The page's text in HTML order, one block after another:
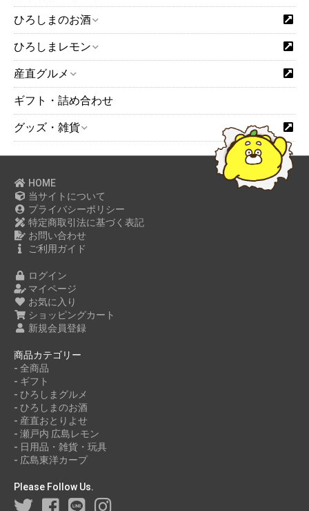
ひろしまのお酒
ひろしまレモン
産直グルメ
ギフト・詰め合わせ
グッズ・雑貨
HOME
当サイトについて
プライバシーポリシー
特定商取引法に基づく表記
お問い合わせ
ご利用ガイド
ログイン
マイページ
お気に入り
ショッピングカート
新規会員登録
商品カテゴリー
- 全商品
- ギフト
- ひろしまグルメ
- ひろしまのお酒
- 産直おとりよせ
- 瀬戸内 広島レモン
- 日用品・雑貨・玩具
- 広島東洋カープ
Please Follow Us.